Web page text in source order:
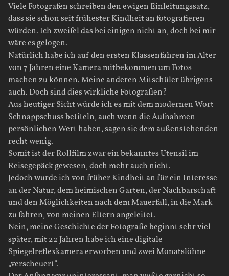
Viele Fotografen schreiben den ewigen Einleitungssatz,
dass sie schon seit frühester Kindheit an fotografieren
würden. Ich zweifel das bei einigen nicht an, doch bei mir
wäre es gelogen.
Natürlich habe ich auf den ersten Klassenfahren im Alter
von 7 Jahren eine Kamera mitbekommen um Fotos
machen zu können. Meine anderen Mitschüler übrigens
auch. Doch sind dies wirkliche Fotografien?
Aus heutiger Sicht würde ich es mit dem modernen Wort
Schnappschuss betiteln, auch wenn die Aufnahmen
persönlichen Wert haben, sagen sie dem außenstehenden
recht wenig.
Somit ist der Rollfilm zwar ein bekanntes Utensil im
Reisegepäck gewesen, doch mehr auch nicht.
Jedoch wurde ich von früher Kindheit an für ein Interesse
an der Natur, dem heimischen Garten, der Nachbarschaft
und den Möglichkeiten nach dem Mauerfall, in die Mark
zu fahren, von meinen Eltern angeleitet.
Nein, meine Geschichte der Fotografie beginnt sehr viel
später, mit 22 Jahren habe ich eine digitale
Spiegelreflexkamera erworben und zwei Monatslöhne
„verscheuert“.